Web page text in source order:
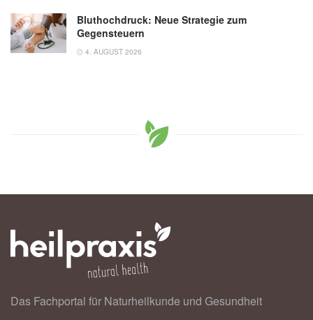
Bluthochdruck: Neue Strategie zum
Gegensteuern
4. AUGUST 2026
Das Fachportal für Naturheilkunde und Gesundheit